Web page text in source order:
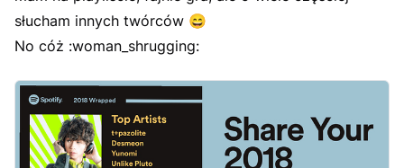
słucham innych twórców 😄
No cóż :woman_shrugging: